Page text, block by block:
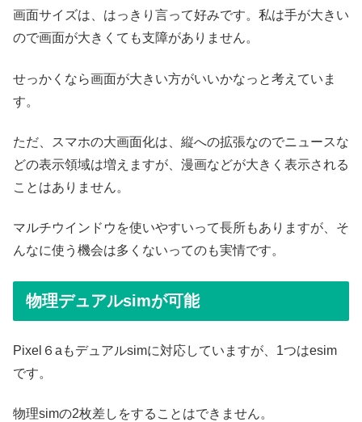
画面サイズは、はっきり言って好みです。私は手が大きい
ので画面が大きくても支障がありません。
せっかくなら画面が大きい方がいいかなっと考えていま
す。
ただ、スマホの大画面化は、縦への拡張なのでニュースな
どの表示領域は増えますが、漫画などが大きく表示される
ことはありません。
マルチウインドウを使いやすいって長所もありますが、そ
んなに使う機会は多くないってのも実情です。
物理デュアルsimが可能
Pixel６aもデュアルsimに対応していますが、1つはesim
です。
物理simの2枚差しをすることはできません。